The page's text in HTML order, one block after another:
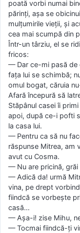
poată vorbi numai
părinți, așa se
mulțumirile vieții, și
cea mai scumpă din
Într-un târziu, el se
fricos:
— Dar ce-mi pasă de
fața lui se schimbă;
omul bogat, căruia
Afară începură să
Stăpânul casei îi
apoi, după ce-i pofti
la casa lui.
— Pentru ca să nu
răspunse Mitrea, am
avut cu Cosma.
— Nu are pricină, grăi
— Adică da! urmă
vina, pe drept
fiindcă se vorbește
casă…
— Așa-i! zise Mihu,
— Tocmai fiindcă-ți